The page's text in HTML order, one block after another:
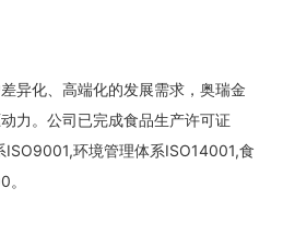
异化、高端化的发展需求，奥瑞金
力。公司已完成食品生产许可证
ISO9001,环境管理体系ISO14001,食